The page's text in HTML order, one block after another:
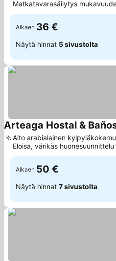
Matkatavarasäilytys
Alkaen 36 €
Näytä hinnat 5 sivustolta
Arteaga Hostal &
Aito arabialainen
Eloisa, värikäs huonesuunnittelu
Alkaen 50 €
Näytä hinnat 7 sivustolta